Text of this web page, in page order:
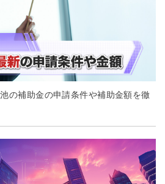
の補助金の申請条件や補助金額を徹